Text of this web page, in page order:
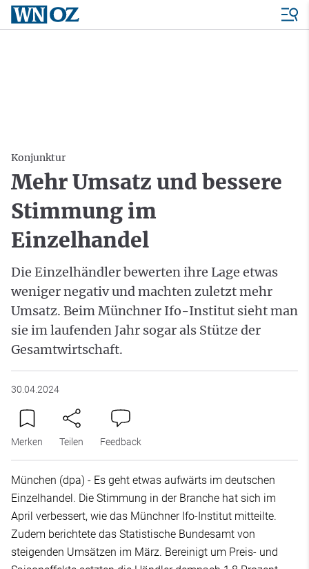
Konjunktur
Mehr Umsatz und bessere
Stimmung im
Einzelhandel
Die Einzelhändler bewerten ihre Lage etwas
weniger negativ und machten zuletzt mehr
Umsatz. Beim Münchner Ifo-Institut sieht man
sie im laufenden Jahr sogar als Stütze der
Gesamtwirtschaft.
30.04.2024
Merken Teilen Feedback
München (dpa) - Es geht etwas aufwärts im deutschen
Einzelhandel. Die Stimmung in der Branche hat sich im
April verbessert, wie das Münchner Ifo-Institut mitteilte.
Zudem berichtete das Statistische Bundesamt von
steigenden Umsätzen im März. Bereinigt um Preis- und